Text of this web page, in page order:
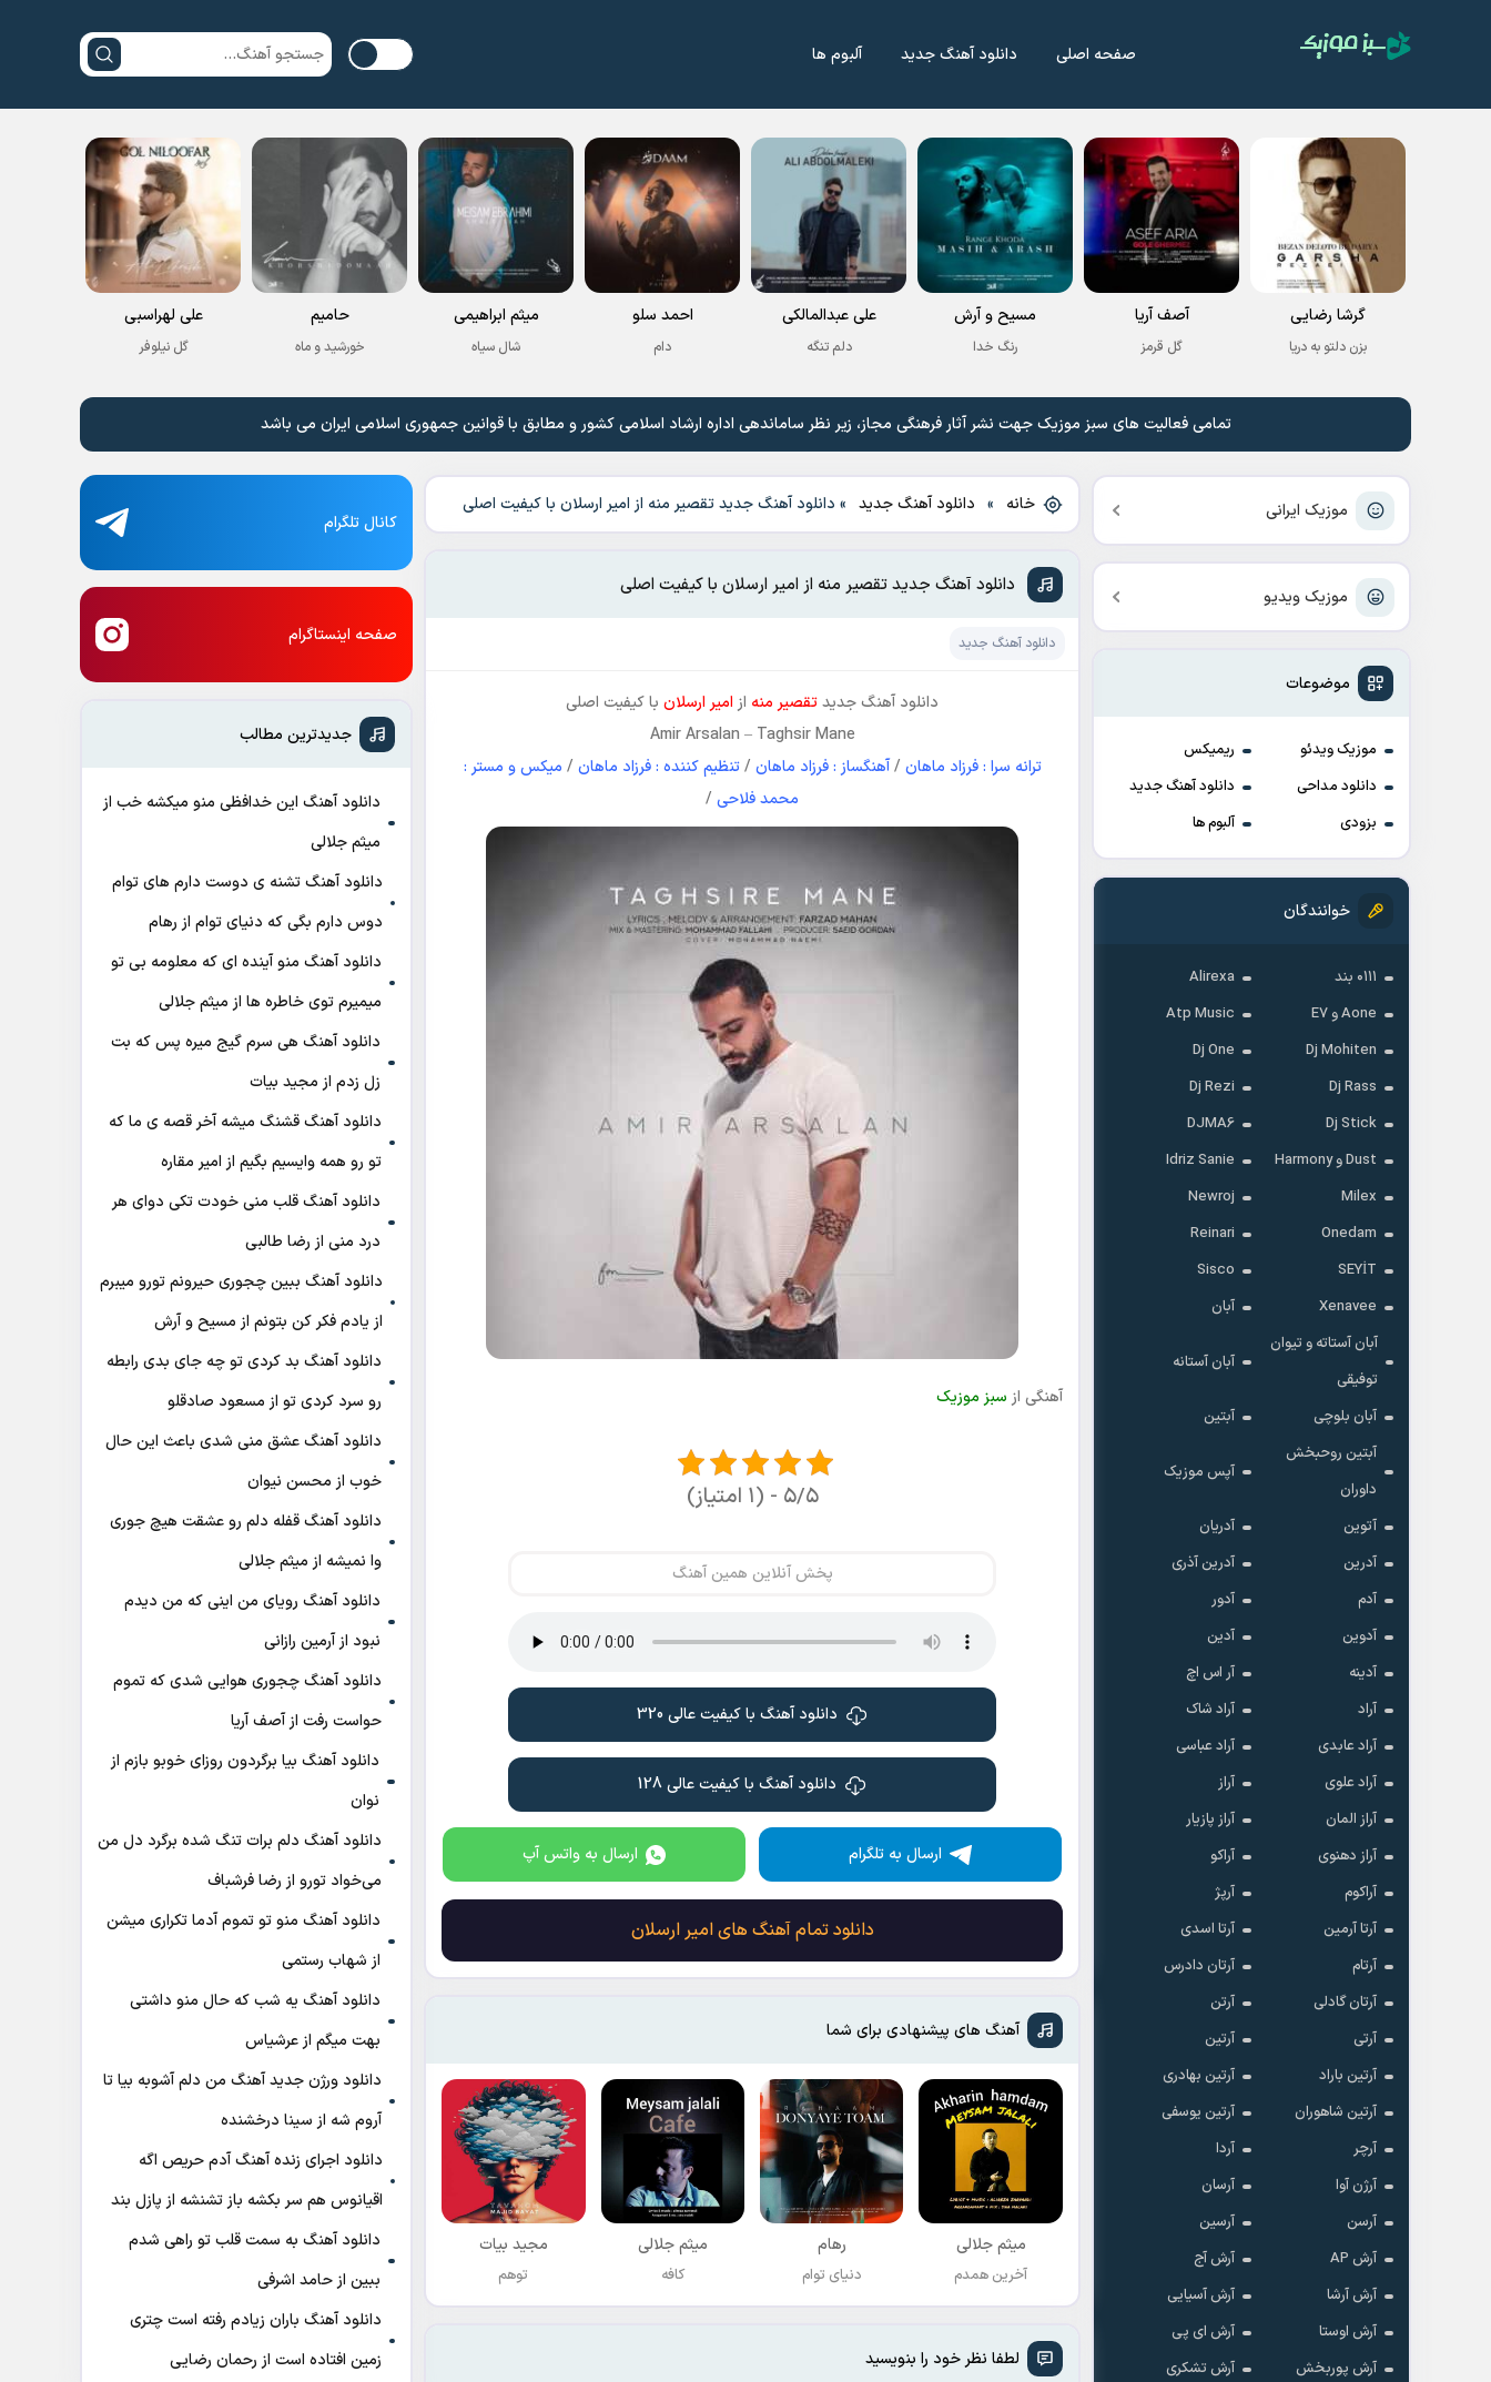
صفحه اصلی دانلود آهنگ جدید آلبوم ها
گرشا رضایی
بزن دلتو به دریا
آصف آریا
گل قرمز
مسیح و آرش
رنگ خدا
علی عبدالمالکی
دلم تنگه
احمد سلو
دام
میثم ابراهیمی
شال سیاه
حامیم
خورشید و ماه
علی لهراسبی
گل نیلوفر
تمامی فعالیت های سبز موزیک جهت نشر آثار فرهنگی مجاز، زیر نظر ساماندهی اداره ارشاد اسلامی کشور و مطابق با قوانین جمهوری اسلامی ایران می باشد
موزیک ایرانی
موزیک ویدیو
موضوعات
موزیک ویدئو
ریمیکس
دانلود مداحی
دانلود آهنگ جدید
بزودی
آلبوم ها
خوانندگان
۰۱۱۱ بند
Alirexa
Aone و E7
Atp Music
Dj Mohiten
Dj One
Dj Rass
Dj Rezi
Dj Stick
DJMA6
Dust و Harmony
Idriz Sanie
Milex
Newroj
Onedam
Reinari
SEYİT
Sisco
Xenavee
آبان
آبان آستاته و تیوان
توفیقی
آبان آستانه
آبان بلوچی
آبتین
آبتین روحبخش
داوران
آپس موزیک
آتوین
آدریان
آدرین
آدرین آذری
آدم
آدور
آدوین
آدین
آدینه
آر اس اچ
آراد
آراد شاک
آراد عابدی
آراد عباسی
آراد علوی
آراز
آراز المان
آراز پازیار
آراز دهنوی
آراکو
آراکوم
آرپژ
آرتا آرمین
آرتا اسدی
آرتام
آرتان دادرس
آرتان گادلی
آرتن
آرتی
آرتین
آرتین باراد
آرتین بهادری
آرتین شاهوران
آرتین یوسفی
آرچر
آردا
آرژن آوا
آرسان
آرسن
آرسین
آرش AP
آرش آج
آرش آرشا
آرش آسیایی
آرش اوستا
آرش ای پی
آرش پوربخش
آرش تشکری
خانه » دانلود آهنگ جدید » دانلود آهنگ جدید تقصیر منه از امیر ارسلان با کیفیت اصلی
دانلود آهنگ جدید تقصیر منه از امیر ارسلان با کیفیت اصلی
دانلود آهنگ جدید
دانلود آهنگ جدیدتقصیر منه از امیر ارسلان با کیفیت اصلی
Amir Arsalan – Taghsir Mane
ترانه سرا : فرزاد ماهان /آهنگساز : فرزاد ماهان /تنظیم کننده : فرزاد ماهان / میکس و مستر :
محمد فلاحی /
آهنگی از سبز موزیک
۵/۵ - (۱ امتیاز)
پخش آنلاین همین آهنگ
دانلود آهنگ با کیفیت عالی 320
دانلود آهنگ با کیفیت عالی 128
ارسال به تلگرام ارسال به واتس آپ
دانلود تمام آهنگ های امیر ارسلان
آهنگ های پیشنهادی برای شما
میثم جلالی
آخرین همدم
رهام
دنیای توام
میثم جلالی
کافه
مجید بیات
توهم
لطفا نظر خود را بنویسید
کانال تلگرام
صفحه اینستاگرام
جدیدترین مطالب
دانلود آهنگ این خدافظی منو میکشه خب از
میثم جلالی
دانلود آهنگ تشنه ی دوست دارم های توام
دوس دارم بگی که دنیای توام از رهام
دانلود آهنگ منو آینده ای که معلومه بی تو
میمیرم توی خاطره ها از میثم جلالی
دانلود آهنگ هی سرم گیج میره‌ پس که بت
زل زدم از مجید بیات
دانلود آهنگ ﻗﺸﻨﮓ ﻣﻴﺸﻪ آﺧﺮ ﻗﺼﻪ ی ﻣﺎ ﻛﻪ
ﺗﻮ رو ﻫﻤﻪ واﻳﺴﻴﻢ ﺑﮕﻴﻢ از امیر مقاره
دانلود آهنگ قلب منی خودت تکی دوای هر
درد منی از رضا طالبی
دانلود آهنگ ببین چجوری حیرونم تورو میبرم
از یادم فکر کن بتونم از مسیح و آرش
دانلود آهنگ بد کردی تو چه جای بدی رابطه
رو سرد کردی تو از مسعود صادقلو
دانلود آهنگ عشق منی شدی باعث این حال
خوب از محسن نیوان
دانلود آهنگ قفله دلم رو عشقت هیچ جوری
وا نمیشه از میثم جلالی
دانلود آهنگ رویای من اینی که من دیدم
نبود از آرمین رازانی
دانلود آهنگ ﭼﺠﻮری ﻫﻮاﻳﻰ ﺷﺪی ﻛﻪ ﺗﻤﻮم
ﺣﻮاﺳﺖ رﻓﺖ از آصف آریا
دانلود آهنگ بیا برگردون روزای خوبو بازم از
نوان
دانلود آهنگ دلم برات تنگ شده برگرد دل من
می‌خواد تورو از رضا فرشباف
دانلود آهنگ منو تو تموم آدما تکراری میشن
از شهاب رستمی
دانلود آهنگ ﻳﻪ ﺷﺐ ﻛﻪ ﺣﺎل ﻣﻨﻮ داﺷﺘﻰ
ﺑﻬﺖ میگم از عرشیاس
دانلود ورژن جدید آهنگ من دلم آشوبه بیا تا
آروم شه از سینا درخشنده
دانلود اجرای زنده آهنگ آدم حریص اگه
اقیانوس هم سر بکشه باز تشنشه از پازل بند
دانلود آهنگ به سمت قلب تو راهی شدم
ببین از حامد اشرفی
دانلود آهنگ باران زیادم رفته است چتری
زمین افتاده است از رحمان رضایی